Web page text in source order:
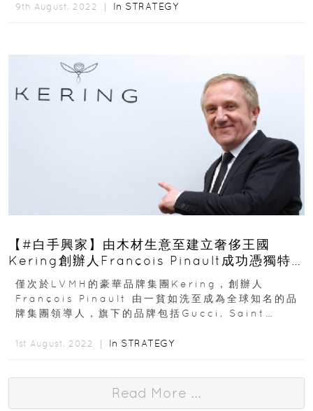
9th August, 2022 ｜ In STRATEGY
【#白手興家】由木材生意至建立奢侈王國
Kering創辦人François Pinault成功憑獨特
眼光
僅次於LVMH的豪華品牌集團Kering，創辦人
François Pinault 由一貧如洗至成為全球知名的品
牌集團領導人，旗下的品牌包括Gucci, Saint
1st August, 2022 ｜ In STRATEGY
Read More ...